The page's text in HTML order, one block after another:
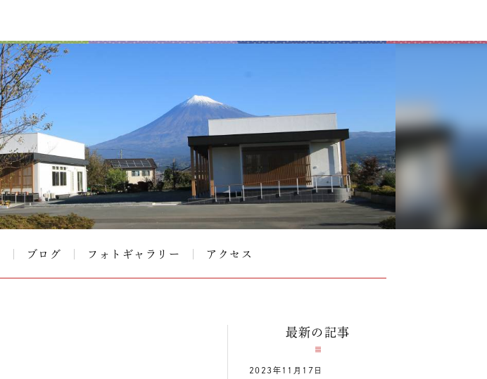
ブログ フォトギャラリー アクセス
最新の記事
2023年11月17日